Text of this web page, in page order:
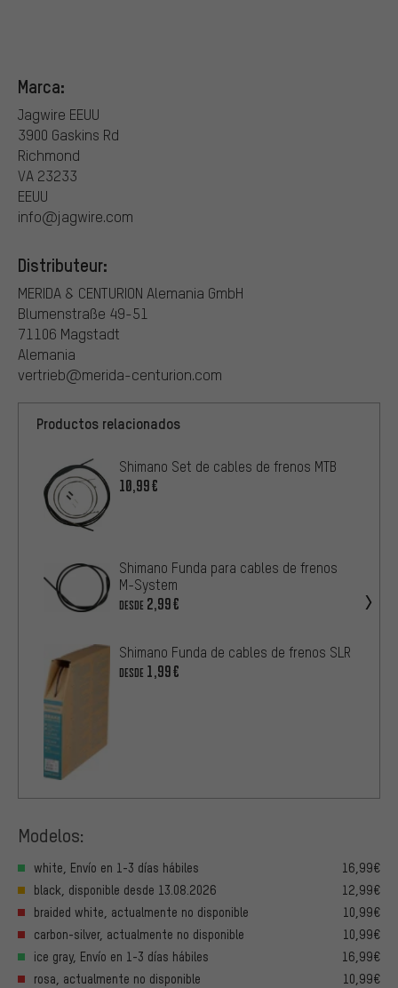
Marca:
Jagwire EEUU
3900 Gaskins Rd
Richmond
VA 23233
EEUU
info@jagwire.com
Distributeur:
MERIDA & CENTURION Alemania GmbH
Blumenstraße 49-51
71106 Magstadt
Alemania
vertrieb@merida-centurion.com
Productos relacionados
Shimano Set de cables de frenos MTB
10,99€
Shimano Funda para cables de frenos
M-System
DESDE 2,99€
Shimano Funda de cables de frenos SLR
DESDE 1,99€
Modelos:
white, Envío en 1-3 días hábiles
16,99€
black, disponible desde 13.08.2026
12,99€
braided white, actualmente no disponible
10,99€
carbon-silver, actualmente no disponible
10,99€
ice gray, Envío en 1-3 días hábiles
16,99€
rosa, actualmente no disponible
10,99€